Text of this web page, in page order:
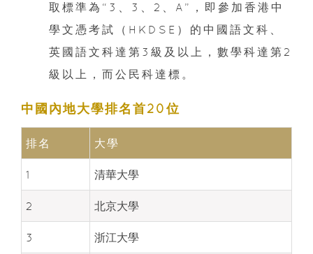
取標準為“3、3、2、A”，即參加香港中
學文憑考試（HKDSE）的中國語文科、
英國語文科達第3級及以上，數學科達第2
級以上，而公民科達標。
中國內地大學排名首20位
排名 大學
1 清華大學
2 北京大學
3 浙江大學